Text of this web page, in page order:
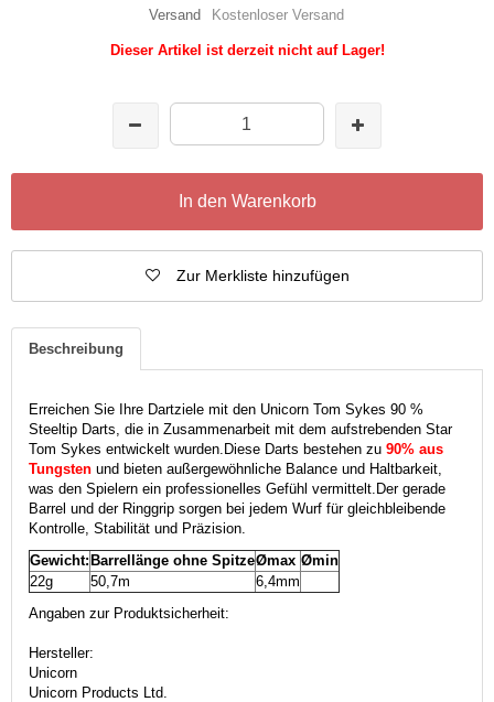
Versand Kostenloser Versand
Dieser Artikel ist derzeit nicht auf Lager!
In den Warenkorb
Zur Merkliste hinzufügen
Beschreibung
Erreichen Sie Ihre Dartziele mit den Unicorn Tom Sykes 90 %
Steeltip Darts, die in Zusammenarbeit mit dem aufstrebenden Star
Tom Sykes entwickelt wurden. Diese Darts bestehen zu 90% aus
Tungsten und bieten außergewöhnliche Balance und Haltbarkeit,
was den Spielern ein professionelles Gefühl vermittelt. Der gerade
Barrel und der Ringgrip sorgen bei jedem Wurf für gleichbleibende
Kontrolle, Stabilität und Präzision.
Gewicht:Barrellänge ohne SpitzeØmax Ømin
22g
50,7m
6,4mm
Angaben zur Produktsicherheit:
Hersteller:
Unicorn
Unicorn Products Ltd.